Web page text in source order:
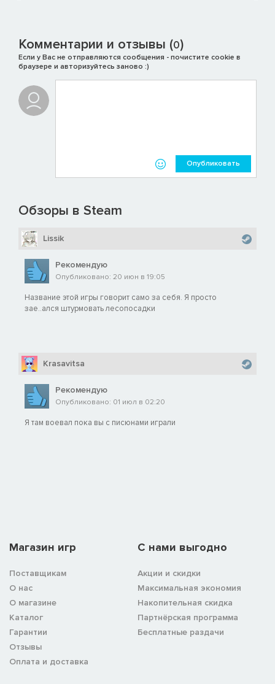
Комментарии и отзывы (0)
Если у Вас не отправляются сообщения - почистите cookie в
браузере и авторизуйтесь заново :)
Опубликовать
Обзоры в Steam
Lissik
Рекомендую
Опубликовано: 20 июн в 19:05
Название этой игры говорит само за себя. Я просто
зае..ался штурмовать лесопосадки
Krasavitsa
Рекомендую
Опубликовано: 01 июл в 02:20
Я там воевал пока вы с писюнами играли
Магазин игр
Поставщикам
О нас
О магазине
Каталог
Гарантии
Отзывы
Оплата и доставка
C нами выгодно
Акции и скидки
Максимальная экономия
Накопительная скидка
Партнёрская программа
Бесплатные раздачи